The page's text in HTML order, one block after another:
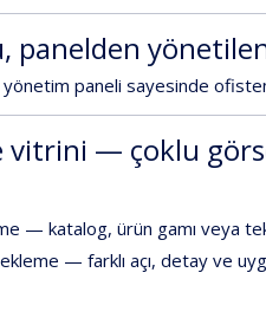
panelden
yönetim paneli sayesinde
vitrini — çoklu
— katalog, ürün gamı veya
ekleme — farklı açı, detay ve